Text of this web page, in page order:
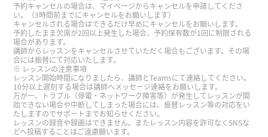
いました！( 50代 男性 )
谢谢你。我喜欢欣赏到盛开的樱花。找到新的樱花
步道也很开心。下次见！( 50代 男性 )
謝謝老師！( 20代 男性 )
謝謝老師！不好意思今天的課。( 20代 男性 )
予約キャンセルの場合は、マイページからキャンセルを申請してくださ
い。（3時間前までにキャンセルをお願いします）
キャンセルされる場合はできるだけ早めにキャンセルをお願いします。
予約したまま欠席が2回以上発生した場合、予約保有数が1回に制限される
場合があります。
講師からレッスンをキャンセルさせていただく場合もございます。その場
合には振替にて対応いたします。
レッスンの注意事項
レッスン開始時間になりましたら、講師とTeamsにて連絡してください。
10分以上遅刻する場合は講師へメッセージ連絡をお願いします。
万が一、トラブル（停電・ネットワーク障害等）が発生してレッスンが開
始できない場合や中断してしまった場合には、振替レッスン等の対応をい
たしますのでサポートまでお知らせください。
レッスンの録音や録画はできません。またレッスン内容を許可なくSNSな
どへ投稿することはご遠慮願います。